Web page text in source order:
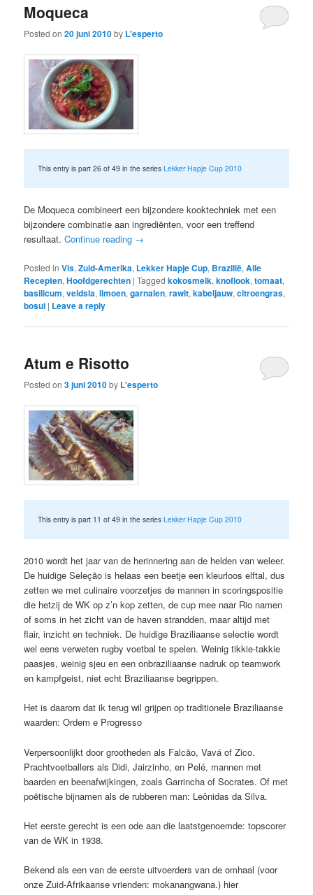
Moqueca
Posted on20 juni 2010by L'esperto
This entry is part 26 of 49 in the seriesLekker Hapje Cup 2010
De Moqueca combineert een bijzondere kooktechniek met een
bijzondere combinatie aan ingrediënten, voor een treffend
resultaat.Continue reading →
Posted in Vis,Zuid-Amerika, Lekker Hapje Cup, Brazilië,Alle
Recepten,Hoofdgerechten |Tagged kokosmelk,knoflook,tomaat,
basilicum,veldsla,limoen,garnalen,rawit,kabeljauw,citroengras,
bosui | Leave a reply
Atum e Risotto
Posted on3 juni 2010by L'esperto
This entry is part 11 of 49 in the seriesLekker Hapje Cup 2010
2010 wordt het jaar van de herinnering aan de helden van weleer.
De huidige Seleção is helaas een beetje een kleurloos elftal, dus
zetten we met culinaire voorzetjes de mannen in scoringspositie
die hetzij de WK op z’n kop zetten, de cup mee naar Rio namen
of soms in het zicht van de haven strandden, maar altijd met
flair, inzicht en techniek. De huidige Braziliaanse selectie wordt
wel eens verweten rugby voetbal te spelen. Weinig tikkie-takkie
paasjes, weinig sjeu en een onbraziliaanse nadruk op teamwork
en kampfgeist, niet echt Braziliaanse begrippen.
Het is daarom dat ik terug wil grijpen op traditionele Braziliaanse
waarden: Ordem e Progresso
Verpersoonlijkt door grootheden als Falcão, Vavá of Zico.
Prachtvoetballers als Didi, Jairzinho, en Pelé, mannen met
baarden en beenafwijkingen, zoals Garrincha of Socrates. Of met
poëtische bijnamen als de rubberen man: Leônidas da Silva.
Het eerste gerecht is een ode aan die laatstgenoemde: topscorer
van de WK in 1938.
Bekend als een van de eerste uitvoerders van de omhaal (voor
onze Zuid-Afrikaanse vrienden: mokanangwana.) hier